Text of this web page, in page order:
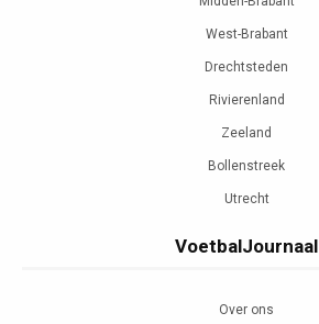
West-Brabant
Drechtsteden
Rivierenland
Zeeland
Bollenstreek
Utrecht
VoetbalJournaal
Over ons